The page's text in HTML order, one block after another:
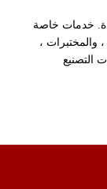
خدمات خاصة
والمختبرات ،